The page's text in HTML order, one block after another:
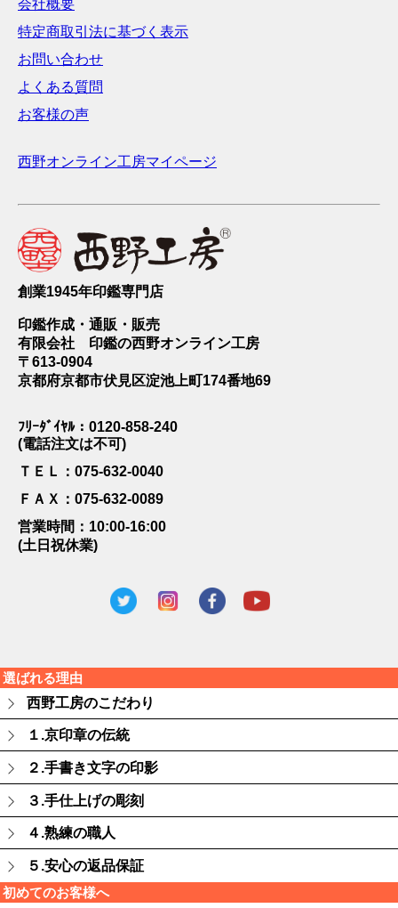
会社概要
特定商取引法に基づく表示
お問い合わせ
よくある質問
お客様の声
西野オンライン工房マイページ
創業1945年印鑑専門店
印鑑作成・通販・販売
有限会社 印鑑の西野オンライン工房
〒613-0904
京都府京都市伏見区淀池上町174番地69
ﾌﾘｰﾀﾞｲﾔﾙ：0120-858-240
(電話注文は不可)
ＴＥＬ：075-632-0040
ＦＡＸ：075-632-0089
営業時間：10:00-16:00
(土日祝休業)
選ばれる理由
西野工房のこだわり
１.京印章の伝統
２.手書き文字の印影
３.手仕上げの彫刻
４.熟練の職人
５.安心の返品保証
初めてのお客様へ